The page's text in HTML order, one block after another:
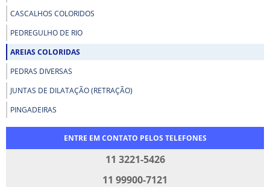
CASCALHOS COLORIDOS
PEDREGULHO DE RIO
AREIAS COLORIDAS
PEDRAS DIVERSAS
JUNTAS DE DILATAÇÃO (RETRAÇÃO)
PINGADEIRAS
ENTRE EM CONTATO PELOS TELEFONES
11 3221-5426
11 99900-7121